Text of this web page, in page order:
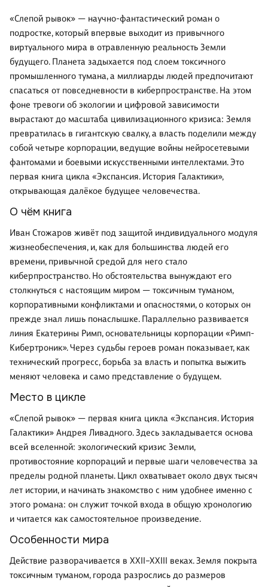
«Слепой рывок» — научно-фантастический роман о
подростке, который впервые выходит из привычного
виртуального мира в отравленную реальность Земли
будущего. Планета задыхается под слоем токсичного
промышленного тумана, а миллиарды людей предпочитают
спасаться от повседневности в киберпространстве. На этом
фоне тревоги об экологии и цифровой зависимости
вырастают до масштаба цивилизационного кризиса: Земля
превратилась в гигантскую свалку, а власть поделили между
собой четыре корпорации, ведущие войны нейросетевыми
фантомами и боевыми искусственными интеллектами. Это
первая книга цикла «Экспансия. История Галактики»,
открывающая далёкое будущее человечества.
О чём книга
Иван Стожаров живёт под защитой индивидуального модуля
жизнеобеспечения, и, как для большинства людей его
времени, привычной средой для него стало
киберпространство. Но обстоятельства вынуждают его
столкнуться с настоящим миром — токсичным туманом,
корпоративными конфликтами и опасностями, о которых он
прежде знал лишь понаслышке. Параллельно развивается
линия Екатерины Римп, основательницы корпорации «Римп-
Кибертроник». Через судьбы героев роман показывает, как
технический прогресс, борьба за власть и попытка выжить
меняют человека и само представление о будущем.
Место в цикле
«Слепой рывок» — первая книга цикла «Экспансия. История
Галактики» Андрея Ливадного. Здесь закладывается основа
всей вселенной: экологический кризис Земли,
противостояние корпораций и первые шаги человечества за
пределы родной планеты. Цикл охватывает около двух тысяч
лет истории, и начинать знакомство с ним удобнее именно с
этого романа: он служит точкой входа в общую хронологию
и читается как самостоятельное произведение.
Особенности мира
Действие разворачивается в XXII–XXIII веках. Земля покрыта
токсичным туманом, города разрослись до размеров